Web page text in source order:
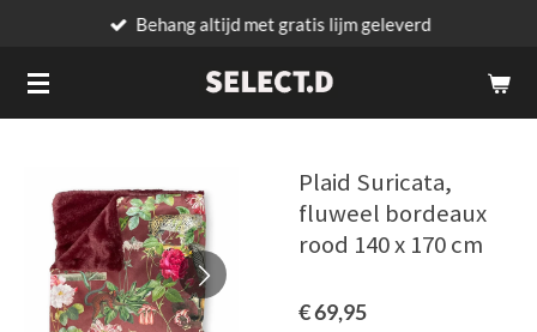
naar
Behang altijd met gratis lijm geleverd
Plaid Suricata,
fluweel bordeaux
rood 140 x 170 cm
€ 69,95